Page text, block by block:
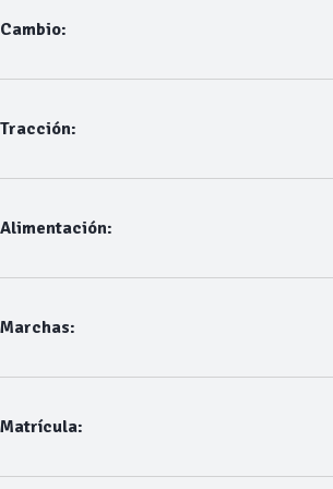
Cambio:
Tracción:
Alimentación:
Marchas:
Matrícula: